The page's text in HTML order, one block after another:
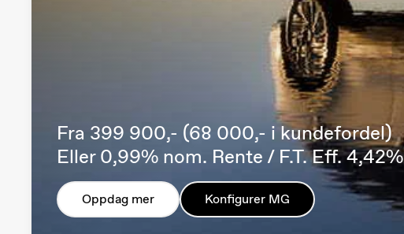
Fra 399 900,- (68 000,- i kundefordel)
Eller 0,99% nom. Rente / F.T. Eff. 4,42%
Oppdag mer Konfigurer MG